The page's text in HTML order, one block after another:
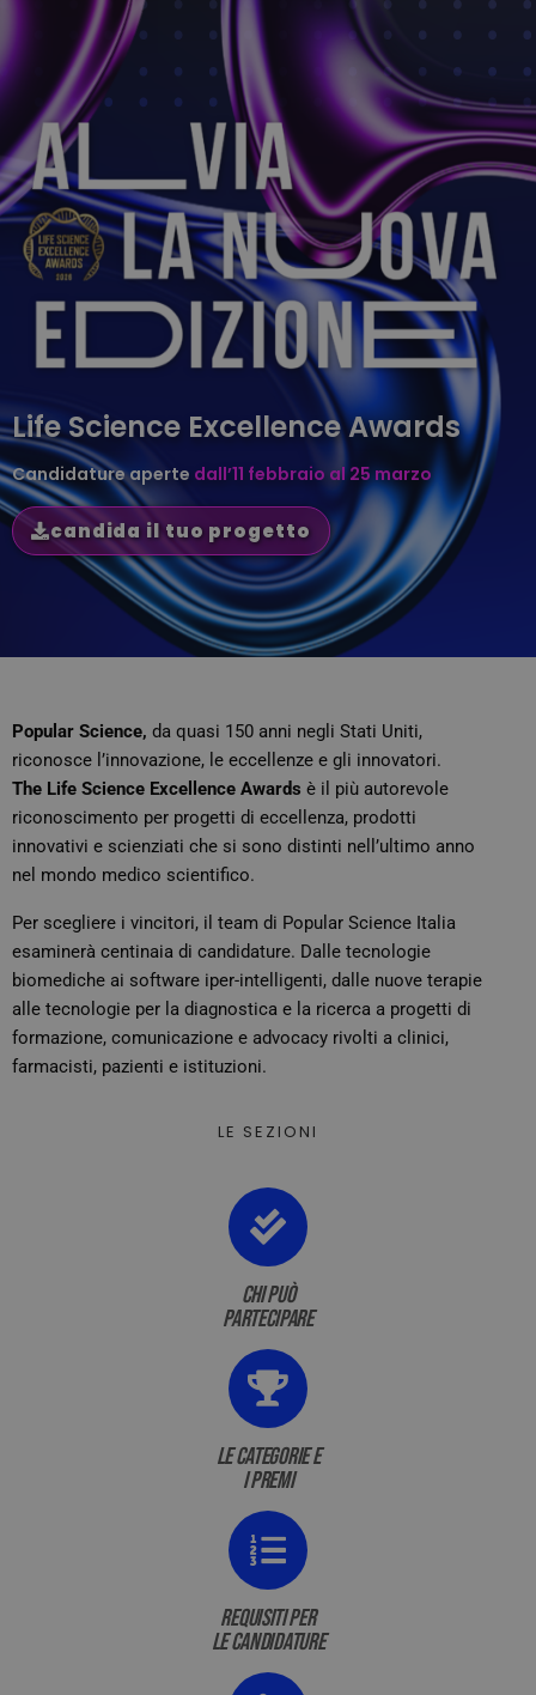
Life Science Excellence Awards
Candidature aperte dall’11 febbraio al 25 marzo
candida il tuo progetto
Popular Science, da quasi 150 anni negli Stati Uniti,
riconosce l’innovazione, le eccellenze e gli innovatori.
The Life Science Excellence Awards è il più autorevole
riconoscimento per progetti di eccellenza, prodotti
innovativi e scienziati che si sono distinti nell’ultimo anno
nel mondo medico scientifico.
Per scegliere i vincitori, il team di Popular Science Italia
esaminerà centinaia di candidature. Dalle tecnologie
biomediche ai software iper-intelligenti, dalle nuove terapie
alle tecnologie per la diagnostica e la ricerca a progetti di
formazione, comunicazione e advocacy rivolti a clinici,
farmacisti, pazienti e istituzioni.
LE SEZIONI
chi può
partecipare
le categorie e
i premi
requisiti per
le candidature